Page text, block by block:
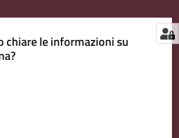
chiare le informazioni su